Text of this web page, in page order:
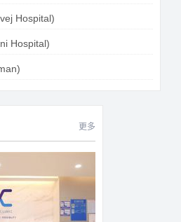
Hospital)
Hospital)
更多